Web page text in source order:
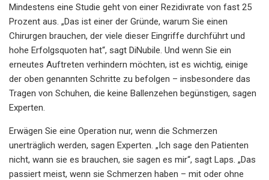
Mindestens eine Studie geht von einer Rezidivrate von fast 25
Prozent aus. „Das ist einer der Gründe, warum Sie einen
Chirurgen brauchen, der viele dieser Eingriffe durchführt und
hohe Erfolgsquoten hat“, sagt DiNubile. Und wenn Sie ein
erneutes Auftreten verhindern möchten, ist es wichtig, einige
der oben genannten Schritte zu befolgen – insbesondere das
Tragen von Schuhen, die keine Ballenzehen begünstigen, sagen
Experten.
Erwägen Sie eine Operation nur, wenn die Schmerzen
unerträglich werden, sagen Experten. „Ich sage den Patienten
nicht, wann sie es brauchen, sie sagen es mir“, sagt Laps. „Das
passiert meist, wenn sie Schmerzen haben – mit oder ohne